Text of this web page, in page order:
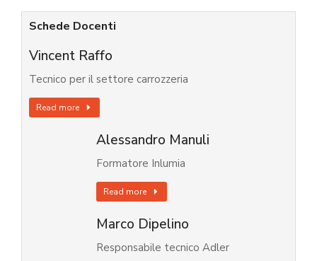
Schede Docenti
Vincent Raffo
Tecnico per il settore carrozzeria
Read more
Alessandro Manuli
Formatore Inlumia
Read more
Marco Dipelino
Responsabile tecnico Adler